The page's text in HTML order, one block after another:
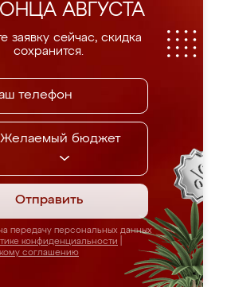
АВГУСТА
заявку сейчас, скидка
сохранится.
Желаемый бюджет
Отправить
передачу персональных данных
конфиденциальности
соглашению